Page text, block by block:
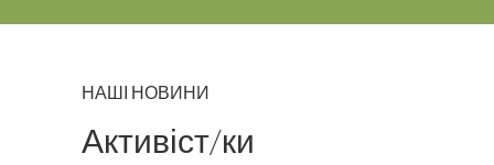
НАШІ НОВИНИ
Активіст/ки